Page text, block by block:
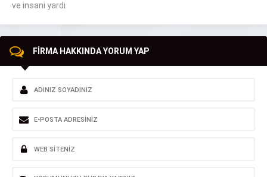
ve insani yardı
FİRMA HAKKINDA YORUM YAP